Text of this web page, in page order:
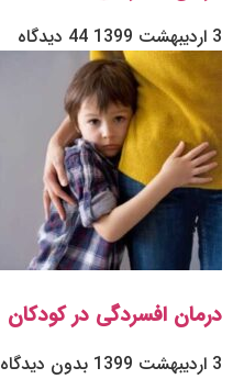
3 اردیبهشت 1399 44 دیدگاه
درمان افسردگی در کودکان
3 اردیبهشت 1399 بدون دیدگاه